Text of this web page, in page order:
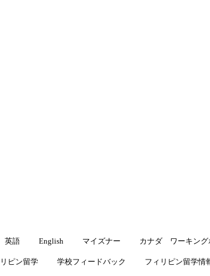
英語 English マイズナー カナダ ワーキング
ピン留学 学校フィードバック フィリピン留学情